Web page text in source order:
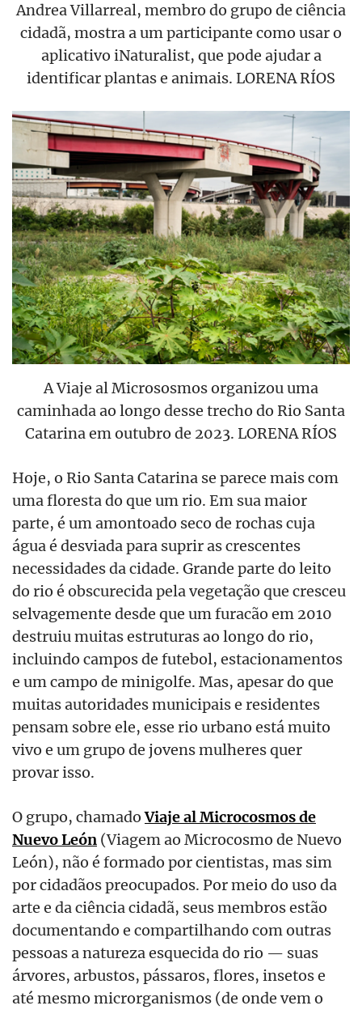
Andrea Villarreal, membro do grupo de ciência
cidadã, mostra a um participante como usar o
aplicativo iNaturalist, que pode ajudar a
identificar plantas e animais. LORENA RÍOS
A Viaje al Micrososmos organizou uma
caminhada ao longo desse trecho do Rio Santa
Catarina em outubro de 2023. LORENA RÍOS
Hoje, o Rio Santa Catarina se parece mais com
uma floresta do que um rio. Em sua maior
parte, é um amontoado seco de rochas cuja
água é desviada para suprir as crescentes
necessidades da cidade. Grande parte do leito
do rio é obscurecida pela vegetação que cresceu
selvagemente desde que um furacão em 2010
destruiu muitas estruturas ao longo do rio,
incluindo campos de futebol, estacionamentos
e um campo de minigolfe. Mas, apesar do que
muitas autoridades municipais e residentes
pensam sobre ele, esse rio urbano está muito
vivo e um grupo de jovens mulheres quer
provar isso.
O grupo, chamadoViaje al Microcosmos de
Nuevo León (Viagem ao Microcosmo de Nuevo
León), não é formado por cientistas, mas sim
por cidadãos preocupados. Por meio do uso da
arte e da ciência cidadã, seus membros estão
documentando e compartilhando com outras
pessoas a natureza esquecida do rio — suas
árvores, arbustos, pássaros, flores, insetos e
até mesmo microrganismos (de onde vem o